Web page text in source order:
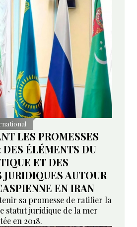
LES PROMESSES
DES ÉLÉMENTS DU
ET DES
JURIDIQUES AUTOUR
EN IRAN
sa promesse de ratifier la
statut juridique de la mer
en 2018.